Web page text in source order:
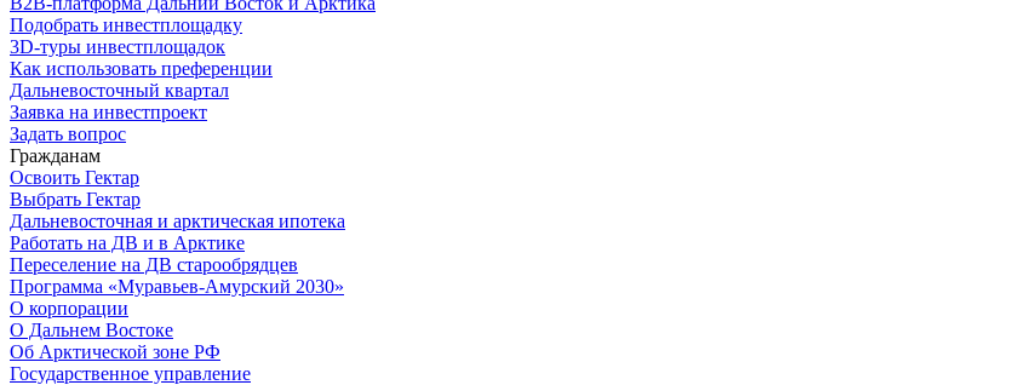
Подобрать инвестплощадку
3D-туры инвестплощадок
Как использовать преференции
Дальневосточный квартал
Заявка на инвестпроект
Задать вопрос
Гражданам
Освоить Гектар
Выбрать Гектар
Дальневосточная и арктическая ипотека
Работать на ДВ и в Арктике
Переселение на ДВ старообрядцев
Программа «Муравьев-Амурский 2030»
О корпорации
О Дальнем Востоке
Об Арктической зоне РФ
Государственное управление